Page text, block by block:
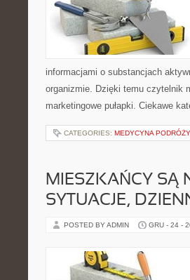
informacjami o substancjach
organizmie. Dzięki temu czytelnik
marketingowe pułapki. Ciekawe
CATEGORIES: MEDYCYNA PODRÓŻY
MIESZKAŃCY SĄ
SYTUACJE,
POSTED BY ADMIN GRU - 24 -